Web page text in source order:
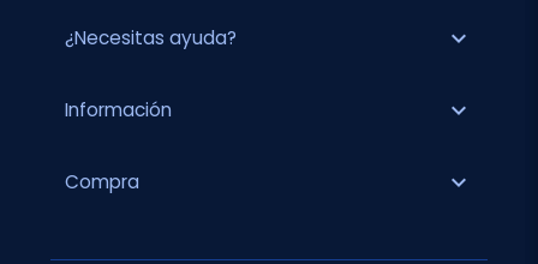
¿Necesitas ayuda? expand_more
Información expand_more
Compra expand_more